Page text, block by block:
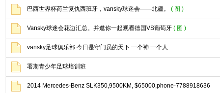
巴西世界杯荷兰复仇西班牙，vansky球迷会——北疆。 ( 图 )
Vansky球迷会花边汇总。并邀你一起观看德国VS葡萄牙 ( 图 )
vansky足球俱乐部 今日是守门员的天下 一个神 一个人
署期青少年足球培训班
2014 Mercedes-Benz SLK350,9500KM, $65000,phone-7788918636